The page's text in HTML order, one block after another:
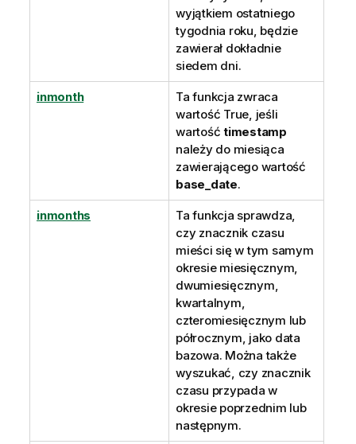
wyjątkiem ostatniego
tygodnia roku, będzie
zawierał dokładnie
siedem dni.
inmonth
Ta funkcja zwraca
wartość True, jeśli
wartość timestamp
należy do miesiąca
zawierającego wartość
base_date.
inmonths
Ta funkcja sprawdza,
czy znacznik czasu
mieści się w tym samym
okresie miesięcznym,
dwumiesięcznym,
kwartalnym,
czteromiesięcznym lub
półrocznym, jako data
bazowa. Można także
wyszukać, czy znacznik
czasu przypada w
okresie poprzednim lub
następnym.